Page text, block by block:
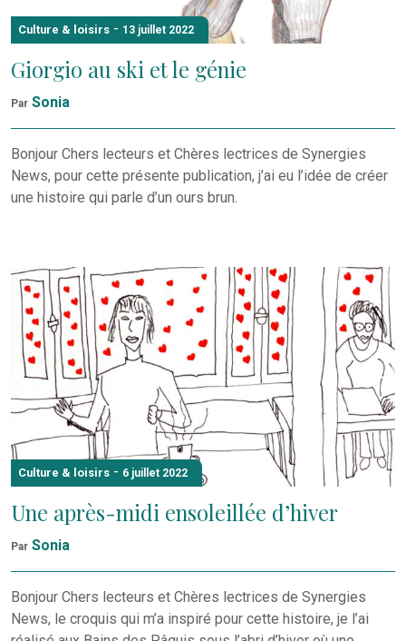
Culture & loisirs - 13 juillet 2022
Giorgio au ski et le génie
Par Sonia
Bonjour Chers lecteurs et Chères lectrices de Synergies
News, pour cette présente publication, j’ai eu l’idée de créer
une histoire qui parle d’un ours brun.
Culture & loisirs - 6 juillet 2022
Une après-midi ensoleillée d’hiver
Par Sonia
Bonjour Chers lecteurs et Chères lectrices de Synergies
News, le croquis qui m’a inspiré pour cette histoire, je l’ai